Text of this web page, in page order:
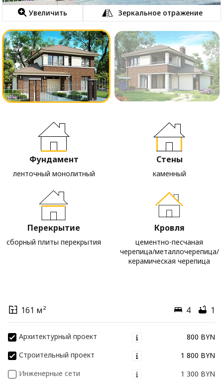
Увеличить Зеркальное отражение
Фундамент
ленточный монолитный
Стены
каменный
Перекрытие
сборный плиты перекрытия
Кровля
цементно-песчаная
черепица/металлочерепица/
керамическая черепица
161 м² 4 1
Архитектурный проект
800 BYN
Строительный проект
1 800 BYN
Инженерные сети
1 300 BYN